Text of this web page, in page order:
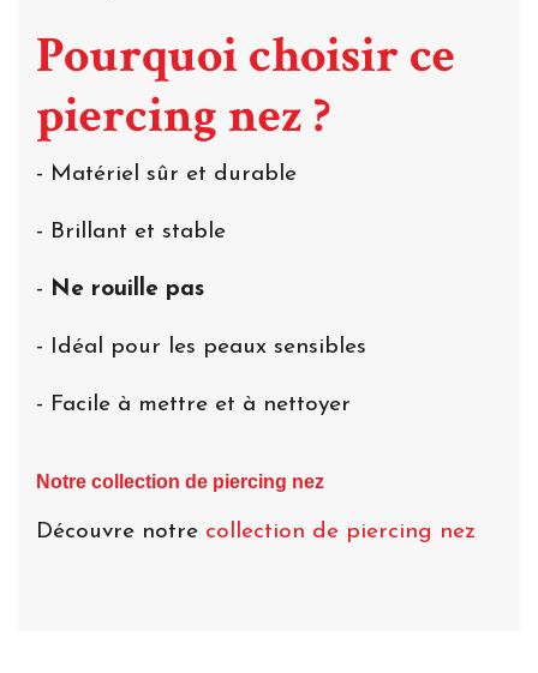
Pourquoi choisir ce
piercing nez ?
- Matériel sûr et durable
- Brillant et stable
- Ne rouille pas
- Idéal pour les peaux sensibles
- Facile à mettre et à nettoyer
Notre collection de piercing nez
Découvre notre collection de piercing nez